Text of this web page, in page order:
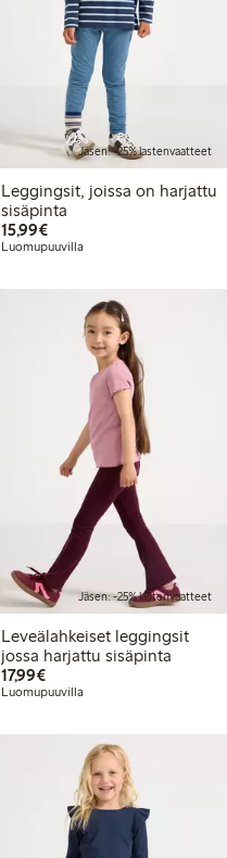
Jäsen: -25% lastenvaatteet
Leggingsit, joissa on harjattu
sisäpinta
15,99€15,99 €
Luomupuuvilla
Jäsen: -25% lastenvaatteet
Leveälahkeiset leggingsit
jossa harjattu sisäpinta
17,99€17,99 €
Luomupuuvilla